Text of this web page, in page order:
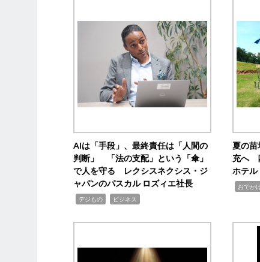
AIは「手段」、最終責任は「人間の
判断」 「法の支配」という「傘」
で人を守る レクシスネクシス・ジ
ャパンのパスカル ロズィエ社長
デジもの ビジネス
夏の苗
充へ
ホテル
おでか